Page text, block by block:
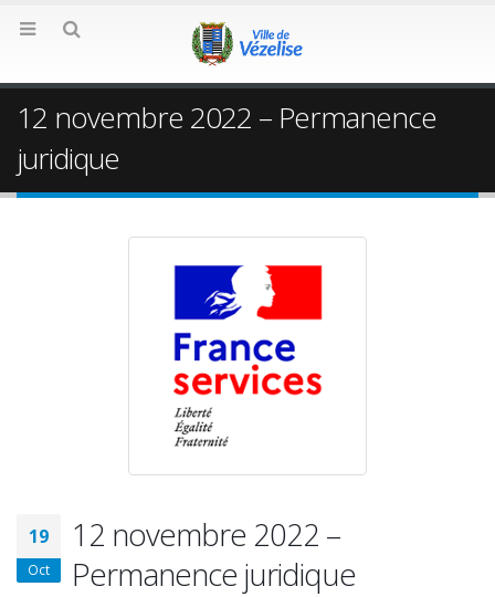
12 novembre 2022 – Permanence
juridique
19
Oct
12 novembre 2022 –
Permanence juridique